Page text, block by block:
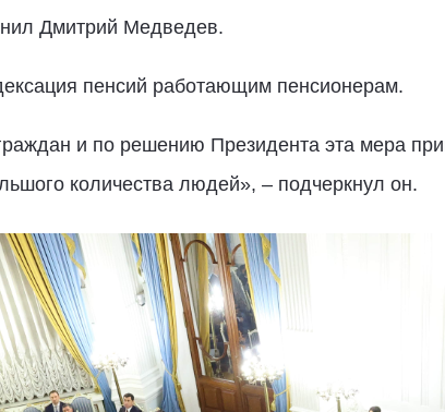
Дмитрий Медведев.
пенсий работающим пенсионерам.
и по решению Президента эта мера
количества людей», – подчеркнул он.